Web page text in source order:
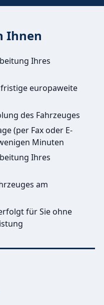
Ihnen
Ihres
europaweite
des Fahrzeuges
(per Fax oder E-
Minuten
Ihres
am
für Sie ohne